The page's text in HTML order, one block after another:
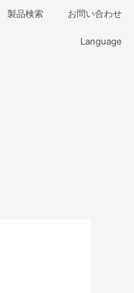
製品検索 お問い合わせ
Language